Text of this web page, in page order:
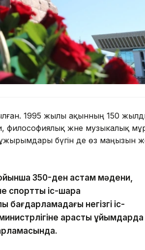
1995 жылы ақынның 150
және музыкалық
бүгін де өз маңызын
350-ден астам мәдени,
спорттық іс-шара
негізгі іс-
қарасты ұйымдарда